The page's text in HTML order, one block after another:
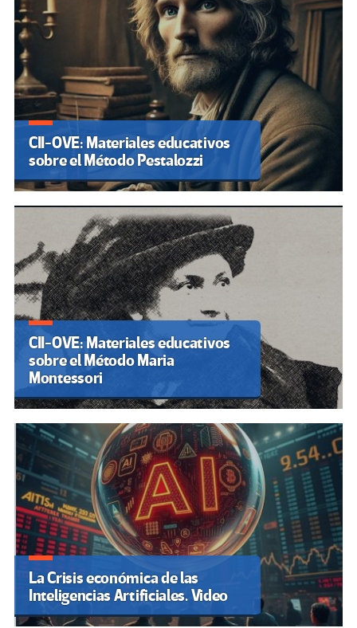
CII-OVE: Materiales educativos
sobre el Método Pestalozzi
CII-OVE: Materiales educativos
sobre el Método Maria
Montessori
La Crisis económica de las
Inteligencias Artificiales. Video